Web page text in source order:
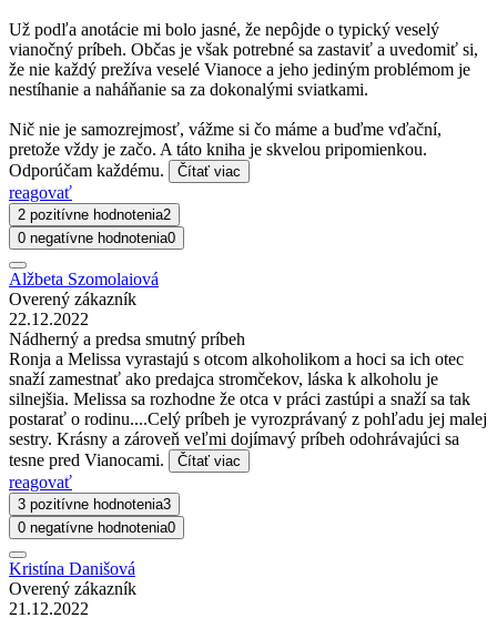
Už podľa anotácie mi bolo jasné, že nepôjde o typický veselý
vianočný príbeh. Občas je však potrebné sa zastaviť a uvedomiť si,
že nie každý prežíva veselé Vianoce a jeho jediným problémom je
nestíhanie a naháňanie sa za dokonalými sviatkami.
Nič nie je samozrejmosť, vážme si čo máme a buďme vďační,
pretože vždy je začo. A táto kniha je skvelou pripomienkou.
Odporúčam každému.
Čítať viac
reagovať
2 pozitívne hodnotenia2
0 negatívne hodnotenia0
Alžbeta Szomolaiová
Overený zákazník
22.12.2022
Nádherný a predsa smutný príbeh
Ronja a Melissa vyrastajú s otcom alkoholikom a hoci sa ich otec
snaží zamestnať ako predajca stromčekov, láska k alkoholu je
silnejšia. Melissa sa rozhodne že otca v práci zastúpi a snaží sa tak
postarať o rodinu....Celý príbeh je vyrozprávaný z pohľadu jej malej
sestry. Krásny a zároveň veľmi dojímavý príbeh odohrávajúci sa
tesne pred Vianocami.
Čítať viac
reagovať
3 pozitívne hodnotenia3
0 negatívne hodnotenia0
Kristína Danišová
Overený zákazník
21.12.2022